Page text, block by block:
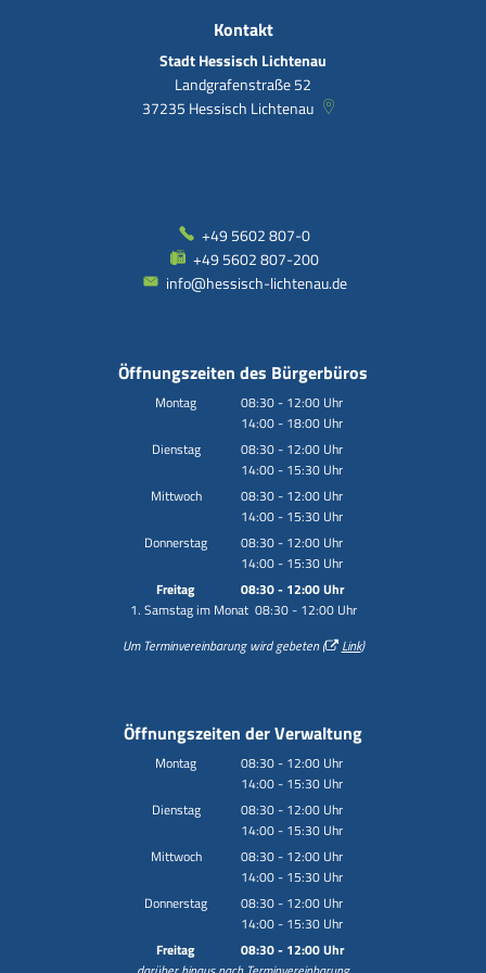
Kontakt
Stadt Hessisch Lichtenau
Landgrafenstraße 52
37235 Hessisch Lichtenau
+49 5602 807-0
+49 5602 807-200
info@hessisch-lichtenau.de
Öffnungszeiten des Bürgerbüros
Montag 08:30- 12:00 Uhr
Von 08:30 bis 12:00 Uhr
14:00- 18:00 Uhr
Von 14:00 bis 18:00 Uhr
Dienstag 08:30- 12:00 Uhr
Von 08:30 bis 12:00 Uhr
14:00- 15:30 Uhr
Von 14:00 bis 15:30 Uhr
Mittwoch 08:30- 12:00 Uhr
Von 08:30 bis 12:00 Uhr
14:00- 15:30 Uhr
Von 14:00 bis 15:30 Uhr
Donnerstag 08:30- 12:00 Uhr
Von 08:30 bis 12:00 Uhr
14:00- 15:30 Uhr
Von 14:00 bis 15:30 Uhr
Freitag 08:30- 12:00Uhr
Von 08:30 bis 12:00 Uhr
1. Samstag im Monat 08:30 - 12:00 Uhr
Um Terminvereinbarung wird gebeten (
Link)
Öffnungszeiten der Verwaltung
Montag 08:30- 12:00 Uhr
Von 08:30 bis 12:00 Uhr
14:00- 15:30 Uhr
Von 14:00 bis 15:30 Uhr
Dienstag 08:30- 12:00 Uhr
Von 08:30 bis 12:00 Uhr
14:00- 15:30 Uhr
Von 14:00 bis 15:30 Uhr
Mittwoch 08:30- 12:00 Uhr
Von 08:30 bis 12:00 Uhr
14:00- 15:30 Uhr
Von 14:00 bis 15:30 Uhr
Donnerstag 08:30- 12:00 Uhr
Von 08:30 bis 12:00 Uhr
14:00- 15:30 Uhr
Von 14:00 bis 15:30 Uhr
Freitag 08:30- 12:00Uhr